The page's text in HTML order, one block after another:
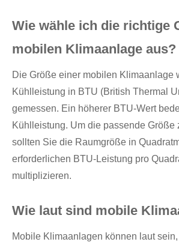
Wie wähle ich die richtige
mobilen Klimaanlage aus?
Die Größe einer mobilen Klimaanlage
Kühlleistung in BTU (British Thermal
gemessen. Ein höherer BTU-Wert
Kühlleistung. Um die passende Größe
sollten Sie die Raumgröße in
erforderlichen BTU-Leistung pro
multiplizieren.
Wie laut sind mobile
Mobile Klimaanlagen können laut